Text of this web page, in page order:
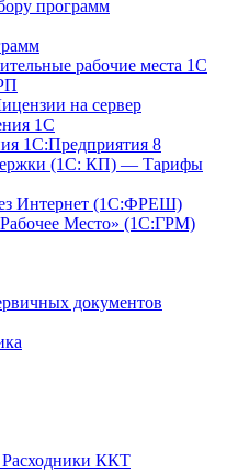
программ
рабочие места 1С
на сервер
1С
1С:Предприятия 8
(1С: КП) — Тарифы
Интернет (1С:ФРЕШ)
Место» (1С:ГРМ)
документов
ККТ